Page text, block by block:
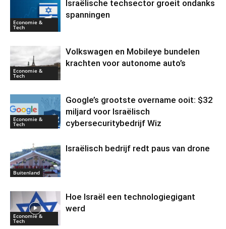
Economie &
Tech
Israëlische techsector groeit ondanks
spanningen
Economie &
Tech
Volkswagen en Mobileye bundelen
krachten voor autonome auto’s
Economie &
Tech
Google’s grootste overname ooit: $32
miljard voor Israëlisch
cybersecuritybedrijf Wiz
Buitenland
Israëlisch bedrijf redt paus van drone
Economie &
Tech
Hoe Israël een technologiegigant
werd